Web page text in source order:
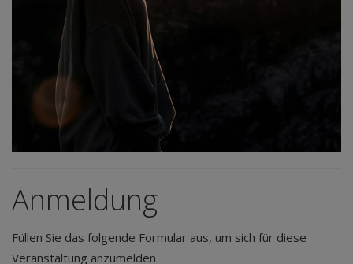
Anmeldung
Füllen Sie das folgende Formular aus, um sich für diese
Veranstaltung anzumelden